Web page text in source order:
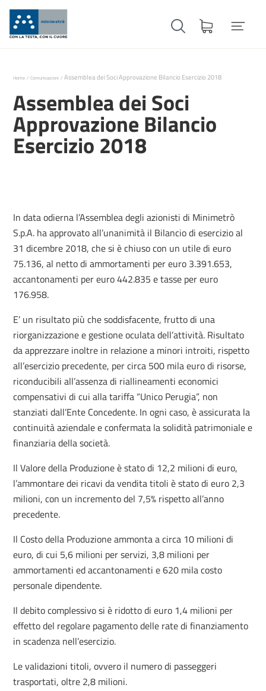
Home Comunicazioni Assemblea dei Soci Approvazione Bilancio Esercizio 2018
Assemblea dei Soci
Approvazione Bilancio
Esercizio 2018
In data odierna l’Assemblea degli azionisti di Minimetrò
S.p.A. ha approvato all’unanimità il Bilancio di esercizio al
31 dicembre 2018, che si è chiuso con un utile di euro
75.136, al netto di ammortamenti per euro 3.391.653,
accantonamenti per euro 442.835 e tasse per euro
176.958.
E’ un risultato più che soddisfacente, frutto di una
riorganizzazione e gestione oculata dell’attività. Risultato
da apprezzare inoltre in relazione a minori introiti, rispetto
all’esercizio precedente, per circa 500 mila euro di risorse,
riconducibili all’assenza di riallineamenti economici
compensativi di cui alla tariffa “Unico Perugia”, non
stanziati dall’Ente Concedente. In ogni caso, è assicurata la
continuità aziendale e confermata la solidità patrimoniale e
finanziaria della società.
Il Valore della Produzione è stato di 12,2 milioni di euro,
l’ammontare dei ricavi da vendita titoli è stato di euro 2,3
milioni, con un incremento del 7,5% rispetto all’anno
precedente.
Il Costo della Produzione ammonta a circa 10 milioni di
euro, di cui 5,6 milioni per servizi, 3,8 milioni per
ammortamenti ed accantonamenti e 620 mila costo
personale dipendente.
Il debito complessivo si è ridotto di euro 1,4 milioni per
effetto del regolare pagamento delle rate di finanziamento
in scadenza nell’esercizio.
Le validazioni titoli, ovvero il numero di passeggeri
trasportati, oltre 2,8 milioni.